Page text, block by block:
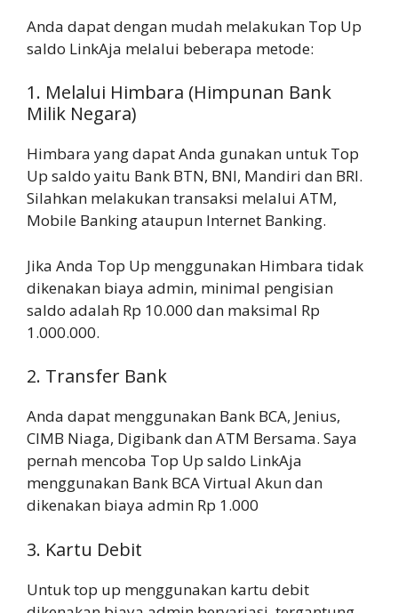
Anda dapat dengan mudah melakukan Top Up
saldo LinkAja melalui beberapa metode:
1. Melalui Himbara (Himpunan Bank
Milik Negara)
Himbara yang dapat Anda gunakan untuk Top
Up saldo yaitu Bank BTN, BNI, Mandiri dan BRI.
Silahkan melakukan transaksi melalui ATM,
Mobile Banking ataupun Internet Banking.
Jika Anda Top Up menggunakan Himbara tidak
dikenakan biaya admin, minimal pengisian
saldo adalah Rp 10.000 dan maksimal Rp
1.000.000.
2. Transfer Bank
Anda dapat menggunakan Bank BCA, Jenius,
CIMB Niaga, Digibank dan ATM Bersama. Saya
pernah mencoba Top Up saldo LinkAja
menggunakan Bank BCA Virtual Akun dan
dikenakan biaya admin Rp 1.000
3. Kartu Debit
Untuk top up menggunakan kartu debit